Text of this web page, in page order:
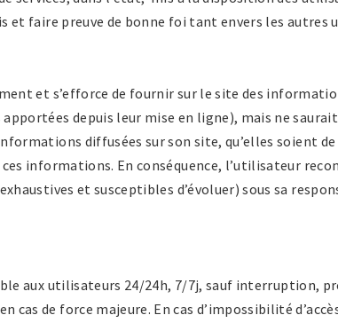
et faire preuve de bonne foi tant envers les autres
et s’efforce de fournir sur le site des
depuis leur mise en ligne), mais ne
diffusées sur son site, qu’elles soient
informations. En conséquence, l’utilisateur
et susceptibles d’évoluer) sous sa
aux utilisateurs 24/24h, 7/7j, sauf interruption,
cas de force majeure. En cas d’impossibilité